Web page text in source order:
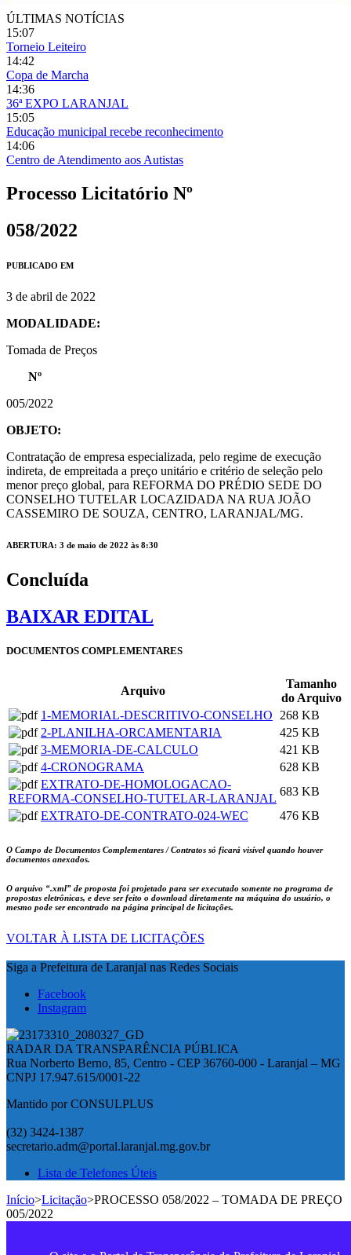
ÚLTIMAS NOTÍCIAS
15:07
Torneio Leiteiro
14:42
Copa de Marcha
14:36
36ª EXPO LARANJAL
15:05
Educação municipal recebe reconhecimento
14:06
Centro de Atendimento aos Autistas
Processo Licitatório Nº
058/2022
PUBLICADO EM
3 de abril de 2022
MODALIDADE:
Tomada de Preços
Nº
005/2022
OBJETO:
Contratação de empresa especializada, pelo regime de execução
indireta, de empreitada a preço unitário e critério de seleção pelo
menor preço global, para REFORMA DO PRÉDIO SEDE DO
CONSELHO TUTELAR LOCAZIDADA NA RUA JOÃO
CASSEMIRO DE SOUZA, CENTRO, LARANJAL/MG.
ABERTURA: 3 de maio de 2022 às 8:30
Concluída
BAIXAR EDITAL
DOCUMENTOS COMPLEMENTARES
Arquivo
Tamanho
do Arquivo
1-MEMORIAL-DESCRITIVO-CONSELHO
268 KB
2-PLANILHA-ORCAMENTARIA
425 KB
3-MEMORIA-DE-CALCULO
421 KB
4-CRONOGRAMA
628 KB
EXTRATO-DE-HOMOLOGACAO-
REFORMA-CONSELHO-TUTELAR-LARANJAL
683 KB
EXTRATO-DE-CONTRATO-024-WEC
476 KB
O Campo de Documentos Complementares / Contratos só ficará visível quando houver
documentos anexados.
O arquivo “.xml” de proposta foi projetado para ser executado somente no programa de
propostas eletrônicas, e deve ser feito o download diretamente na máquina do usuário, o
mesmo pode ser encontrado na página principal de licitações.
VOLTAR À LISTA DE LICITAÇÕES
Siga a Prefeitura de Laranjal nas Redes Sociais
Facebook
Instagram
RADAR DA TRANSPARÊNCIA PÚBLICA
Rua Norberto Berno, 85, Centro - CEP 36760-000 - Laranjal – MG
CNPJ 17.947.615/0001-22
Mantido por CONSULPLUS
(32) 3424-1387
secretario.adm@portal.laranjal.mg.gov.br
Lista de Telefones Úteis
Início>Licitação>PROCESSO 058/2022 – TOMADA DE PREÇO
005/2022